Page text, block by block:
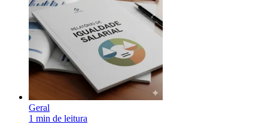
Geral
1 min de leitura